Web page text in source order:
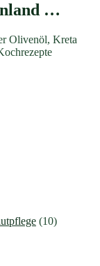
…
Olivenöl, Kreta
(10)